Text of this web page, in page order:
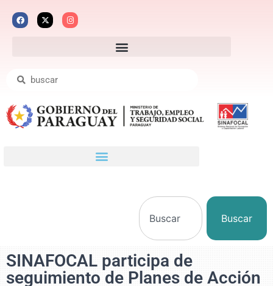
Buscar
SINAFOCAL participa de
seguimiento de Planes de Acción